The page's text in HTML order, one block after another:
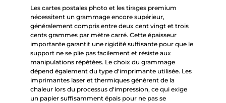
Les cartes postales photo et les tirages premium
nécessitent un grammage encore supérieur,
généralement compris entre deux cent vingt et trois
cents grammes par mètre carré. Cette épaisseur
importante garantit une rigidité suffisante pour que le
support ne se plie pas facilement et résiste aux
manipulations répétées. Le choix du grammage
dépend également du type d'imprimante utilisée. Les
imprimantes laser et thermiques génèrent de la
chaleur lors du processus d'impression, ce qui exige
un papier suffisamment épais pour ne pas se